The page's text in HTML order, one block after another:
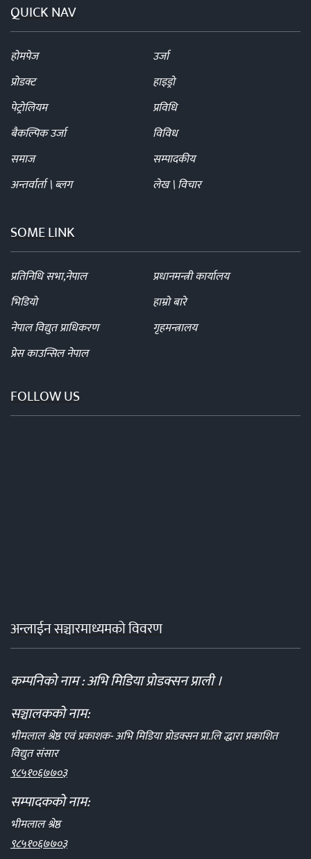
QUICK NAV
होमपेज
उर्जा
प्रोडक्ट
हाइड्रो
पेट्रोलियम
प्रविधि
बैकल्पिक उर्जा
विविध
समाज
सम्पादकीय
अन्तर्वार्ता \ ब्लग
लेख \ विचार
SOME LINK
प्रतिनिधि सभा,नेपाल
प्रधानमन्त्री कार्यालय
भिडियो
हाम्रो बारे
नेपाल विद्युत प्राधिकरण
गृहमन्त्रालय
प्रेस काउन्सिल नेपाल
FOLLOW US
अन्लाईन सञ्चारमाध्यमको विवरण
कम्पनिको नाम : अभि मिडिया प्रोडक्सन प्राली ।
सञ्चालकको नाम:
भीमलाल श्रेष्ठ एवं प्रकाशक- अभि मिडिया प्रोडक्सन प्रा.लि द्धारा प्रकाशित
विद्युत संसार
९८५१०६७७०३
सम्पादकको नाम:
भीमलाल श्रेष्ठ
९८५१०६७७०३